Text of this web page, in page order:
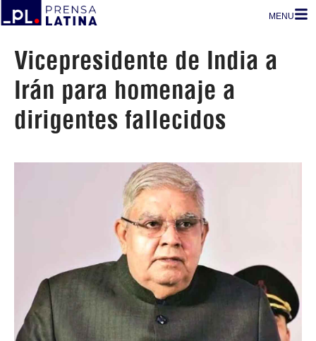
MENU
Vicepresidente de India a
Irán para homenaje a
dirigentes fallecidos